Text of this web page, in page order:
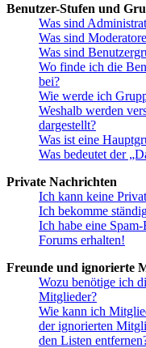
Benutzer-Stufen und
Was sind
Was sind
Was sind
Wo finde ich die
bei?
Wie werde ich
Weshalb werden
dargestellt?
Was ist eine
Was bedeutet der
Private Nachrichten
Ich kann keine
Ich bekomme
Ich habe eine
Forums erhalten!
Freunde und ignorierte
Wozu benötige ich
Mitglieder?
Wie kann ich
der ignorierten
den Listen